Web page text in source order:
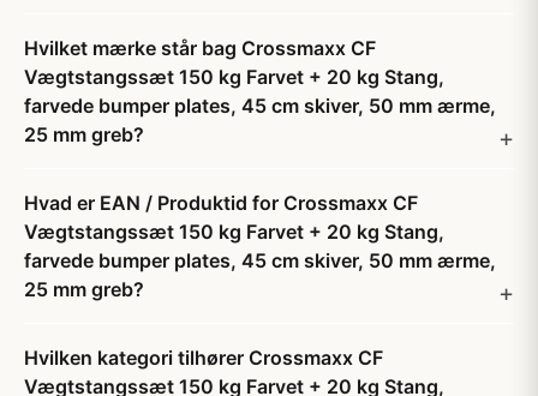
Hvilket mærke står bag Crossmaxx CF
Vægtstangssæt 150 kg Farvet + 20 kg Stang,
farvede bumper plates, 45 cm skiver, 50 mm ærme,
25 mm greb?
Hvad er EAN / Produktid for Crossmaxx CF
Vægtstangssæt 150 kg Farvet + 20 kg Stang,
farvede bumper plates, 45 cm skiver, 50 mm ærme,
25 mm greb?
Hvilken kategori tilhører Crossmaxx CF
Vægtstangssæt 150 kg Farvet + 20 kg Stang,